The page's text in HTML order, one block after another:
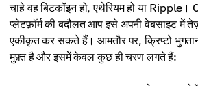
चाहे वह बिटकॉइन हो, एथेरियम हो या
प्लेटफ़ॉर्म की बदौलत आप इसे अपनी वेबसाइट में
एकीकृत कर सकते हैं। आमतौर पर, क्रिप्टो
मुफ़्त है और इसमें केवल कुछ ही चरण लगते हैं: